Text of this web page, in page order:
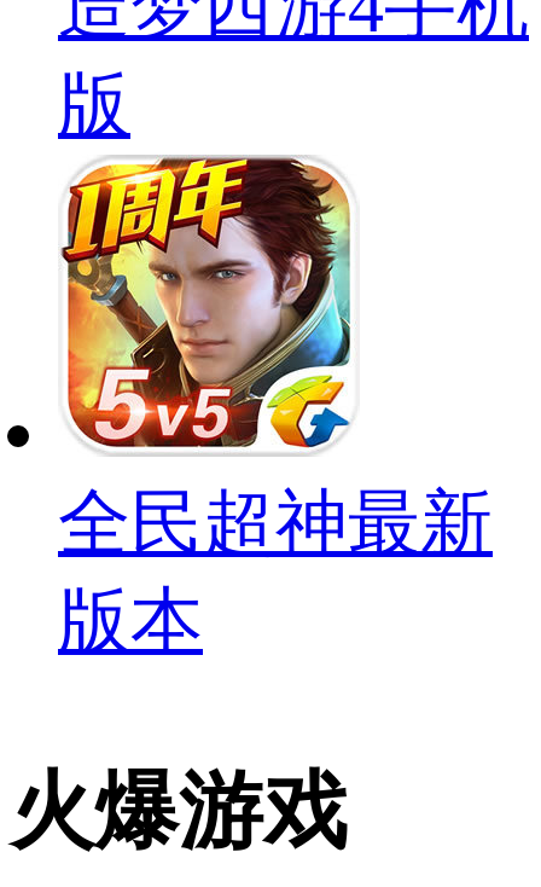
版
全民超神最新
版本
火爆游戏